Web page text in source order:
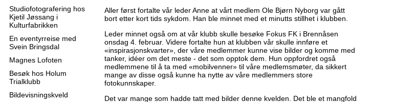
Studiofotografering hos
Kjetil Jøssang i
Kulturfabrikken
En eventyrreise med
Svein Bringsdal
Magnes Lofoten
Besøk hos Holum
Trialklubb
Bildevisningskveld
Aller først fortalte vår leder Anne at vårt medlem Ole Bjørn Nyborg var gått
bort etter kort tids sykdom. Han ble minnet med et minutts stillhet i klubben.
Leder minnet også om at vår klubb skulle besøke Fokus FK i Brennåsen
onsdag 4. februar. Videre fortalte hun at klubben vår skulle innføre et
«inspirasjonskvarter», der våre medlemmer kunne vise bilder og komme med
tanker, idéer om det meste - det som opptok dem. Hun oppfordret også
medlemmene til å ta med «mobilvenner» til våre medlemsmøter, da sikkert
mange av disse også kunne ha nytte av våre medlemmers store
fotokunnskaper.
Det var mange som hadde tatt med bilder denne kvelden. Det ble et mangfold